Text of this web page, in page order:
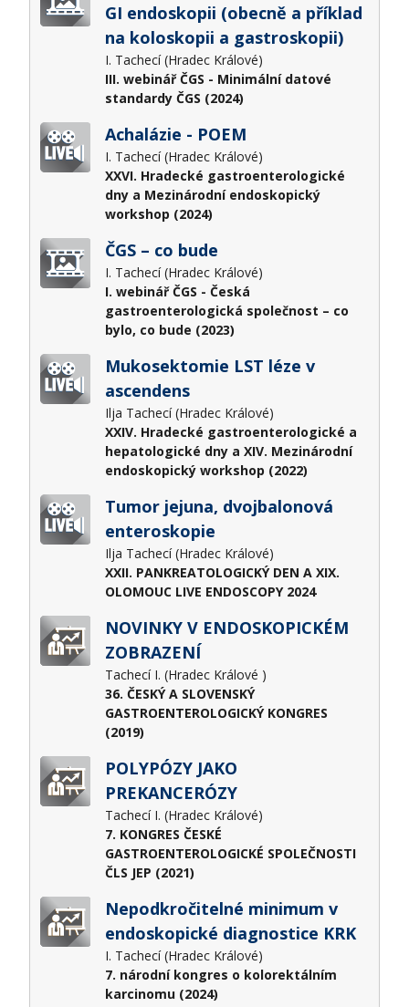
GI endoskopii (obecně a příklad
na koloskopii a gastroskopii)
I. Tachecí (Hradec Králové)
III. webinář ČGS - Minimální datové
standardy ČGS (2024)
Achalázie - POEM
I. Tachecí (Hradec Králové)
XXVI. Hradecké gastroenterologické
dny a Mezinárodní endoskopický
workshop (2024)
ČGS – co bude
I. Tachecí (Hradec Králové)
I. webinář ČGS - Česká
gastroenterologická společnost – co
bylo, co bude (2023)
Mukosektomie LST léze v
ascendens
Ilja Tachecí (Hradec Králové)
XXIV. Hradecké gastroenterologické a
hepatologické dny a XIV. Mezinárodní
endoskopický workshop (2022)
Tumor jejuna, dvojbalonová
enteroskopie
Ilja Tachecí (Hradec Králové)
XXII. PANKREATOLOGICKÝ DEN A XIX.
OLOMOUC LIVE ENDOSCOPY 2024
NOVINKY V ENDOSKOPICKÉM
ZOBRAZENÍ
Tachecí I. (Hradec Králové )
36. ČESKÝ A SLOVENSKÝ
GASTROENTEROLOGICKÝ KONGRES
(2019)
POLYPÓZY JAKO
PREKANCERÓZY
Tachecí I. (Hradec Králové)
7. KONGRES ČESKÉ
GASTROENTEROLOGICKÉ SPOLEČNOSTI
ČLS JEP (2021)
Nepodkročitelné minimum v
endoskopické diagnostice KRK
I. Tachecí (Hradec Králové)
7. národní kongres o kolorektálním
karcinomu (2024)